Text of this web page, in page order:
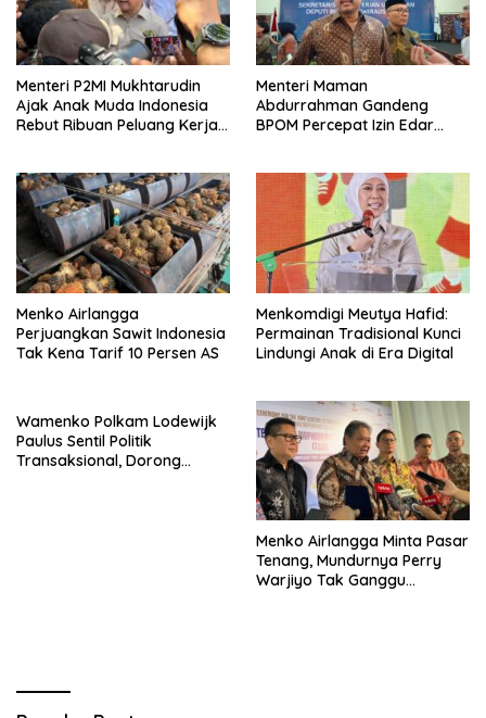
Menteri P2MI Mukhtarudin
Ajak Anak Muda Indonesia
Rebut Ribuan Peluang Kerja
Menteri Maman
Abdurrahman Gandeng
BPOM Percepat Izin Edar
Menko Airlangga
Perjuangkan Sawit Indonesia
Tak Kena Tarif 10 Persen AS
Menkomdigi Meutya Hafid:
Permainan Tradisional Kunci
Lindungi Anak di Era Digital
Wamenko Polkam Lodewijk
Paulus Sentil Politik
Transaksional, Dorong
Menko Airlangga Minta Pasar
Tenang, Mundurnya Perry
Warjiyo Tak Ganggu